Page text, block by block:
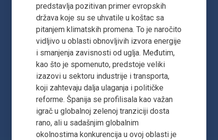
predstavlja pozitivan primer evropskih
država koje su se uhvatile u koštac sa
pitanjem klimatskih promena. To je naročito
vidljivo u oblasti obnovljivih izvora energije
i smanjenja zavisnosti od uglja. Međutim,
kao što je spomenuto, predstoje veliki
izazovi u sektoru industrije i transporta,
koji zahtevaju dalja ulaganja i političke
reforme. Španija se profilisala kao važan
igrač u globalnoj zelenoj tranziciji dosta
rano, ali u sadašnjim globalnim
okolnostima konkurencija u ovoj oblasti je